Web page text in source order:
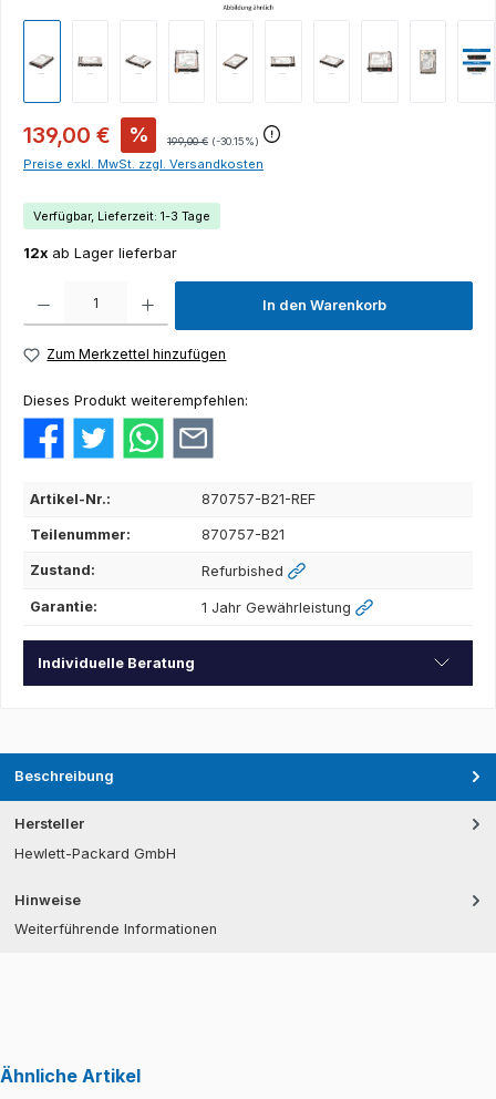
139,00 € % 199,00 € (-30.15%)
Preise exkl. MwSt. zzgl. Versandkosten
Verfügbar, Lieferzeit: 1-3 Tage
12x ab Lager lieferbar
In den Warenkorb
Zum Merkzettel hinzufügen
Dieses Produkt weiterempfehlen:
Artikel-Nr.: 870757-B21-REF
Teilenummer: 870757-B21
Zustand: Refurbished
Garantie: 1 Jahr Gewährleistung
Individuelle Beratung
Beschreibung
Hersteller
Hewlett-Packard GmbH
Hinweise
Weiterführende Informationen
Ähnliche Artikel